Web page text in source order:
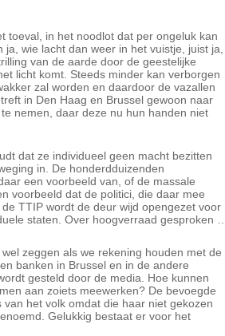
toeval, in het noodlot dat per ongeluk kan
wie lacht dan weer in het vuistje, juist ja,
van de aarde door de geestelijke
licht komt. Steeds minder kan verborgen
zal worden en daardoor de vazallen
in Den Haag en Brussel gewoon naar
nemen, daar deze nu hun handen niet
dat ze individueel geen macht bezitten
in. De honderdduizenden
een voorbeeld van, of de massale
voorbeeld dat de politici, die daar mee
TTIP wordt de deur wijd opengezet voor
staten. Over hoogverraad gesproken
zeggen als we rekening houden met de
banken in Brussel en in de andere
gesteld door de media. Hoe kunnen
aan zoiets meewerken? De bevoegde
het volk omdat die haar niet gekozen
Gelukkig bestaat er voor het